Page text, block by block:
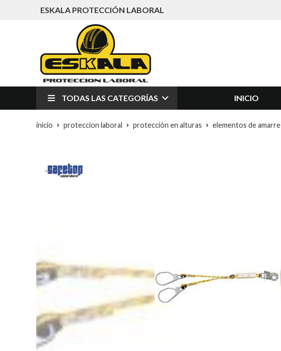
ESKALA PROTECCIÓN LABORAL
TODAS LAS CATEGORÍAS INICIO
inicio proteccion laboral protección en alturas elementos de amarre